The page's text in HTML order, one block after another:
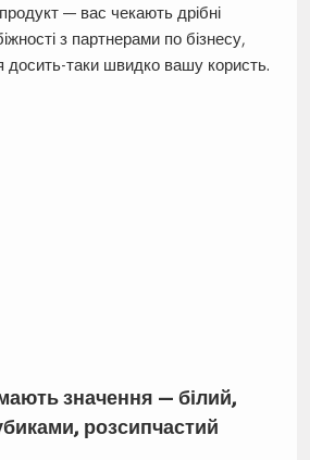
— вас чекають дрібні
з партнерами по бізнесу,
досить-таки швидко вашу користь.
значення — білий,
розсипчастий